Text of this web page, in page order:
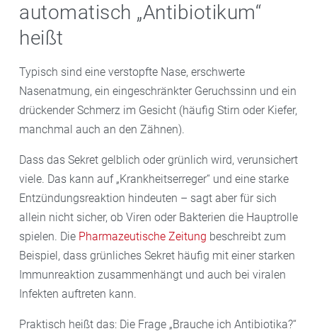
automatisch „Antibiotikum“
heißt
Typisch sind eine verstopfte Nase, erschwerte
Nasenatmung, ein eingeschränkter Geruchssinn und ein
drückender Schmerz im Gesicht (häufig Stirn oder Kiefer,
manchmal auch an den Zähnen).
Dass das Sekret gelblich oder grünlich wird, verunsichert
viele. Das kann auf „Krankheitserreger“ und eine starke
Entzündungsreaktion hindeuten – sagt aber für sich
allein nicht sicher, ob Viren oder Bakterien die Hauptrolle
spielen. Die Pharmazeutische Zeitung beschreibt zum
Beispiel, dass grünliches Sekret häufig mit einer starken
Immunreaktion zusammenhängt und auch bei viralen
Infekten auftreten kann.
Praktisch heißt das: Die Frage „Brauche ich Antibiotika?“